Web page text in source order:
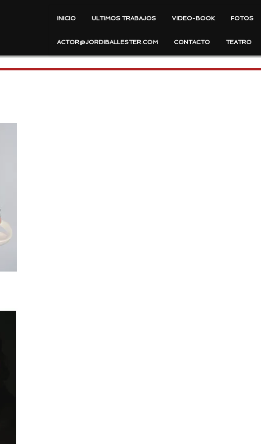
INICIO ULTIMOS TRABAJOS VIDEO-BOOK FOTOS
ACTOR@JORDIBALLESTER.COM CONTACTO TEATRO